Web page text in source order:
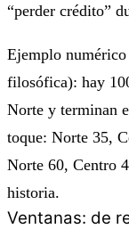
“perder crédito”
Ejemplo numérico
filosófica): hay
Norte y terminan
toque: Norte 35,
Norte 60, Centro
historia.
Ventanas: de